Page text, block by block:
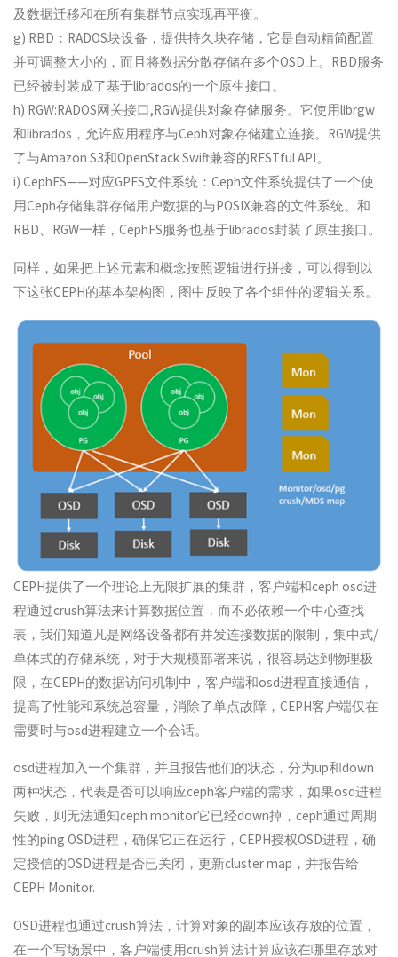
及数据迁移和在所有集群节点实现再平衡。
g) RBD：RADOS块设备，提供持久块存储，它是自动精简配置
并可调整大小的，而且将数据分散存储在多个OSD上。RBD服务
已经被封装成了基于librados的一个原生接口。
h) RGW:RADOS网关接口,RGW提供对象存储服务。它使用librgw
和librados，允许应用程序与Ceph对象存储建立连接。RGW提供
了与Amazon S3和OpenStack Swift兼容的RESTful API。
i) CephFS——对应GPFS文件系统：Ceph文件系统提供了一个使
用Ceph存储集群存储用户数据的与POSIX兼容的文件系统。和
RBD、RGW一样，CephFS服务也基于librados封装了原生接口。
同样，如果把上述元素和概念按照逻辑进行拼接，可以得到以
下这张CEPH的基本架构图，图中反映了各个组件的逻辑关系。
CEPH提供了一个理论上无限扩展的集群，客户端和ceph osd进
程通过crush算法来计算数据位置，而不必依赖一个中心查找
表，我们知道凡是网络设备都有并发连接数据的限制，集中式/
单体式的存储系统，对于大规模部署来说，很容易达到物理极
限，在CEPH的数据访问机制中，客户端和osd进程直接通信，
提高了性能和系统总容量，消除了单点故障，CEPH客户端仅在
需要时与osd进程建立一个会话。
osd进程加入一个集群，并且报告他们的状态，分为up和down
两种状态，代表是否可以响应ceph客户端的需求，如果osd进程
失败，则无法通知ceph monitor它已经down掉，ceph通过周期
性的ping OSD进程，确保它正在运行，CEPH授权OSD进程，确
定授信的OSD进程是否已关闭，更新cluster map，并报告给
CEPH Monitor.
OSD进程也通过crush算法，计算对象的副本应该存放的位置，
在一个写场景中，客户端使用crush算法计算应该在哪里存放对